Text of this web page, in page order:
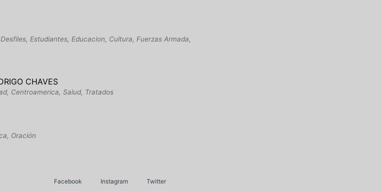
Estudiantes, Educacion, Cultura, Fuerzas Armada,
CHAVES
Centroamerica, Salud, Tratados
Oración
Facebook Instagram Twitter